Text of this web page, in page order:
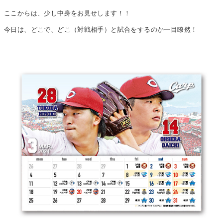
ここからは、少し中身をお見せします！！
今日は、どこで、どこ（対戦相手）と試合をするのか一目瞭然！